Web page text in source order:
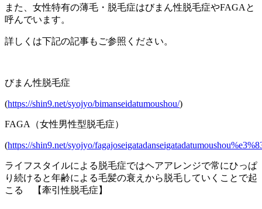
また、女性特有の薄毛・脱毛症はびまん性脱毛症やFAGAと
呼んでいます。
詳しくは下記の記事もご参照ください。
びまん性脱毛症
(https://shin9.net/syojyo/bimanseidatumoushou/)
FAGA（女性男性型脱毛症）
(https://shin9.net/syojyo/
ライフスタイルによる脱毛症ではヘアアレンジで常にひっぱ
り続けると年齢による毛髪の衰えから脱毛していくことで起
こる 【牽引性脱毛症】